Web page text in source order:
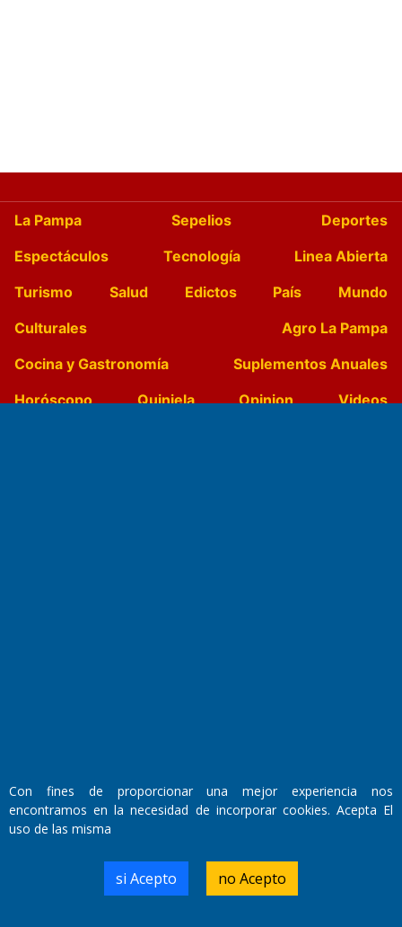
La Pampa Sepelios
Deportes
Espectáculos
Tecnología
Linea Abierta
Turismo
Salud Edictos País
Mundo
Culturales
Agro La Pampa
Cocina y Gastronomía
Suplementos Anuales
Horóscopo
Quiniela Opinion
Videos
Primera edición: Domingo 3 de Mayo de 1992
Miembro de ADIRA,ADEPA y CPPAL
Propietario: El Diario SRL
Walter René Goñi
Con fines de proporcionar una mejor experiencia nos
encontramos en la necesidad de incorporar cookies. Acepta El
uso de las misma
si Acepto no Acepto